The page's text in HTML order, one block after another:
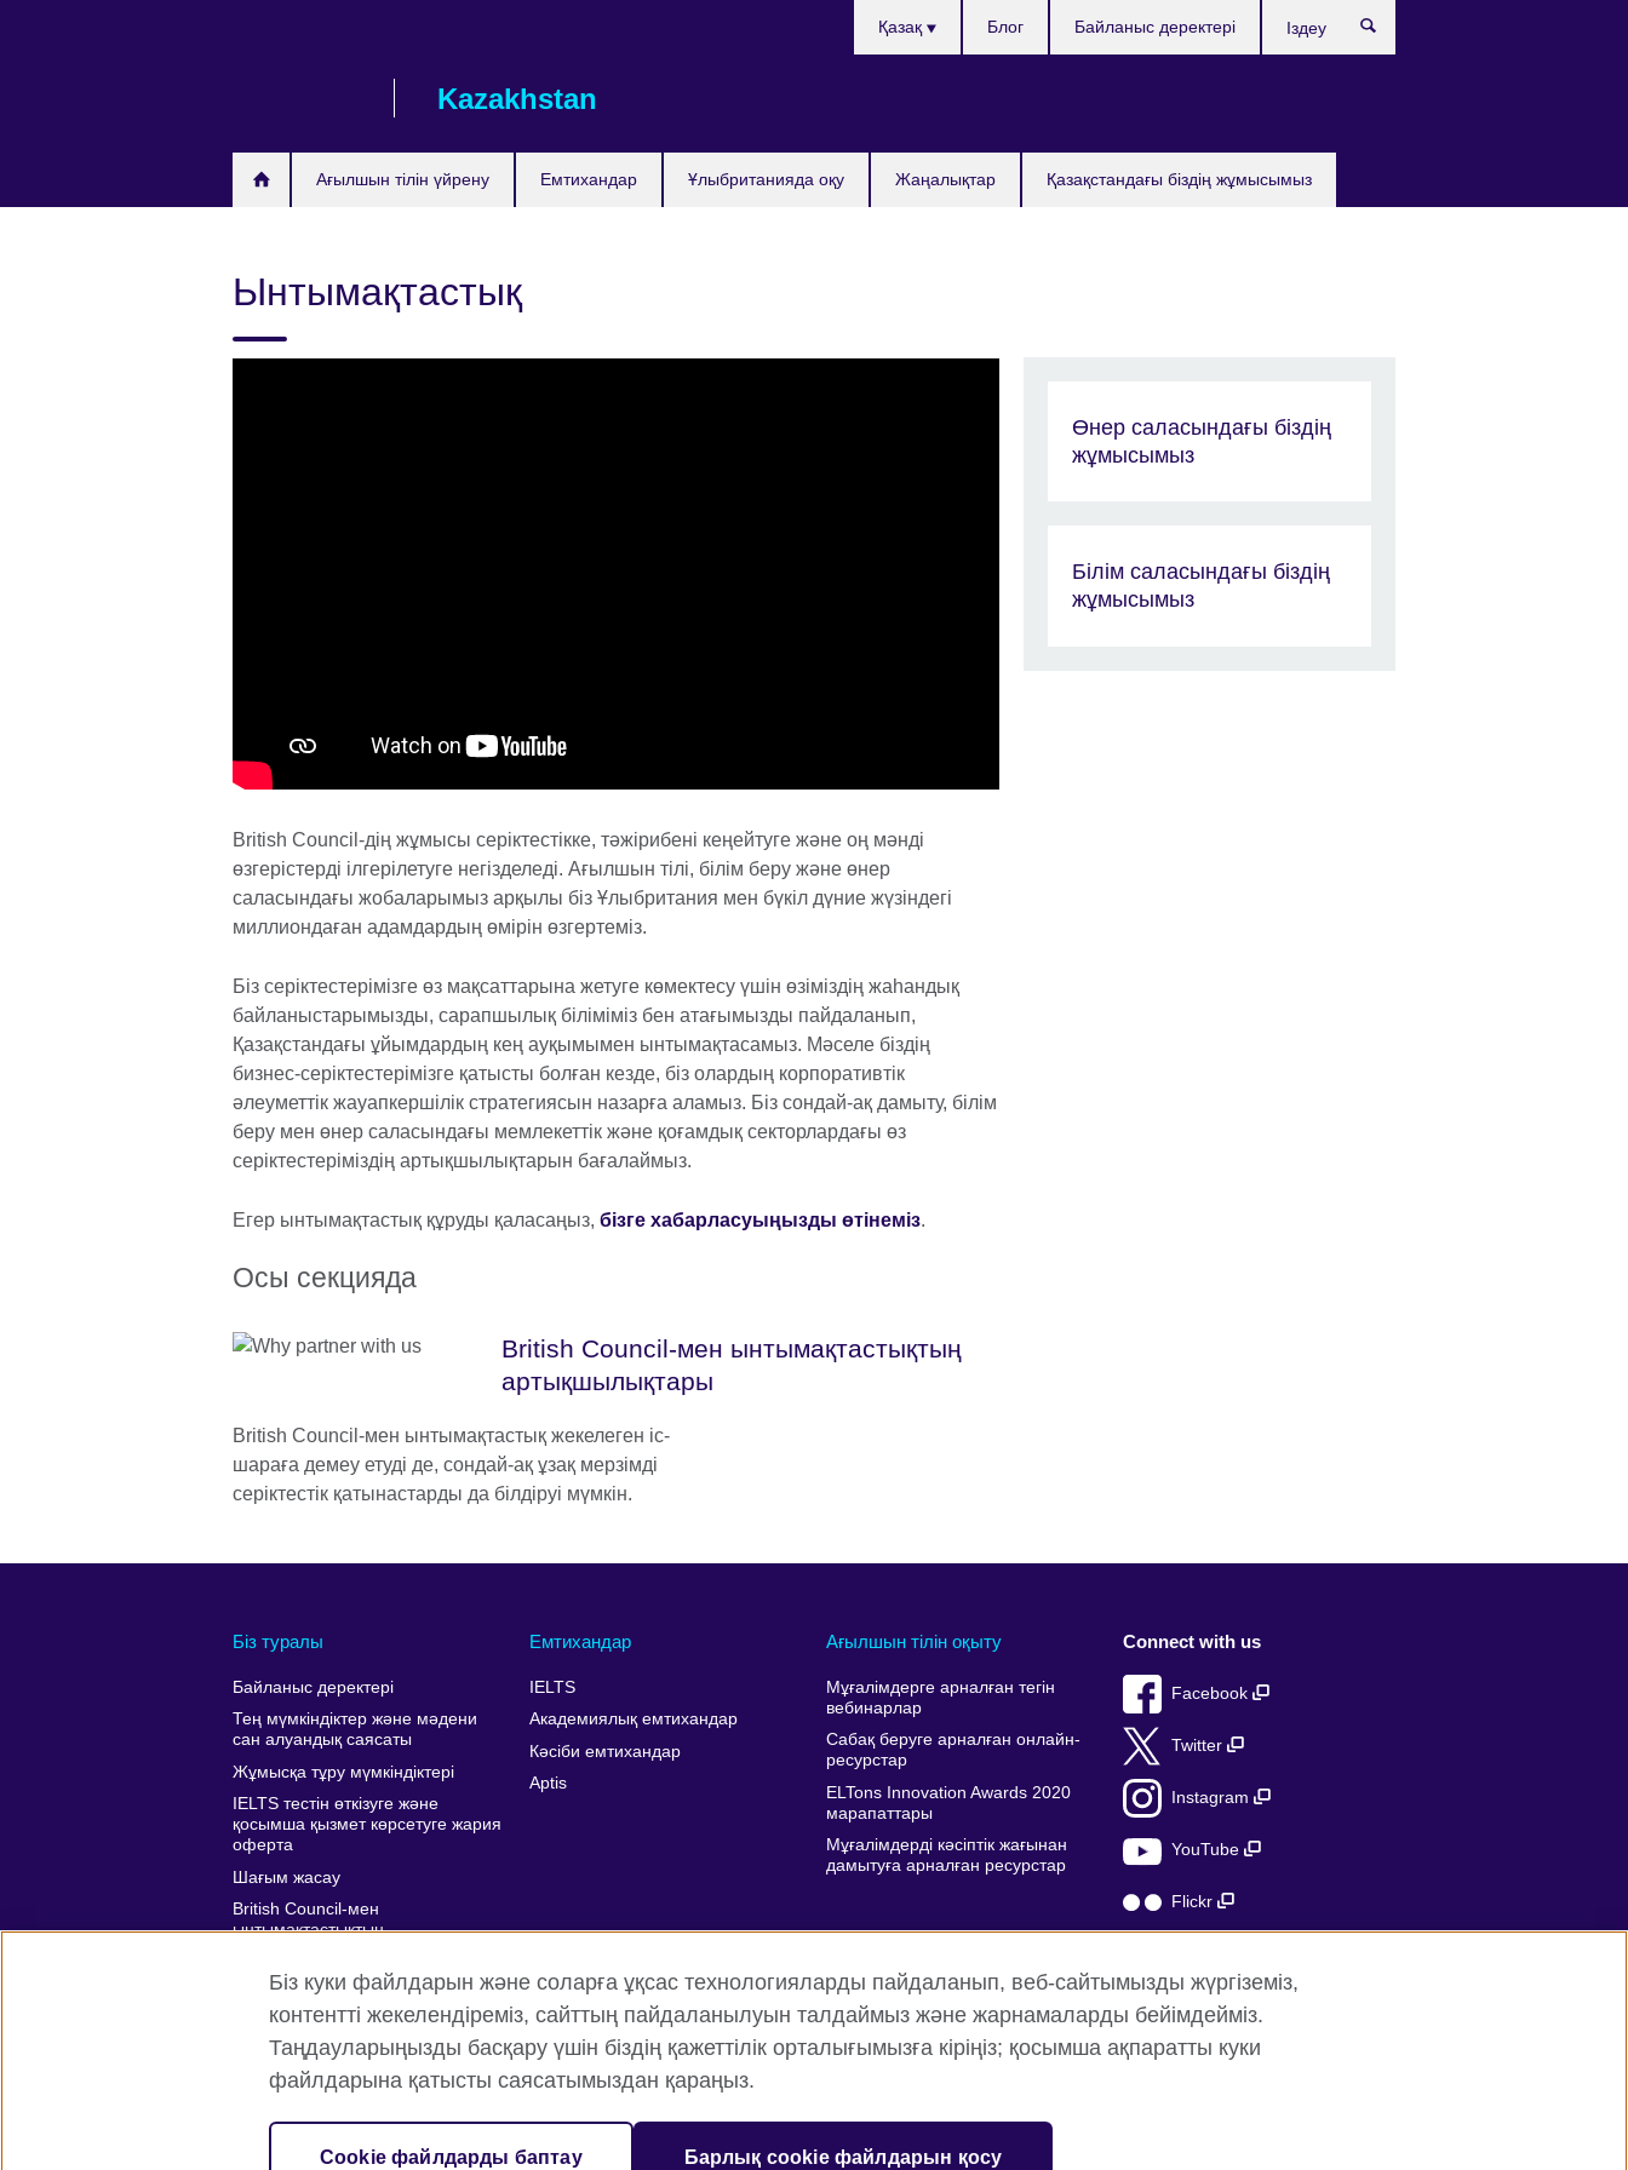
Kazakhstan
Ағылшын тілін үйрену Емтихандар Ұлыбританияда оқу Жаңалықтар Қазақстандағы бiздiң жұмысымыз
таңдаңыз
Қазақ Блог Байланыс деректері
Ынтымақтастық
British Council-дің жұмысы серіктестікке, тәжірибені кеңейтуге және оң мәнді
өзгерістерді ілгерілетуге негізделеді. Ағылшын тілі, білім беру және өнер
саласындағы жобаларымыз арқылы біз Ұлыбритания мен бүкіл дүние жүзіндегі
миллиондаған адамдардың өмірін өзгертеміз.
Біз серіктестерімізге өз мақсаттарына жетуге көмектесу үшін өзіміздің жаһандық
байланыстарымызды, сарапшылық біліміміз бен атағымызды пайдаланып,
Қазақстандағы ұйымдардың кең ауқымымен ынтымақтасамыз. Мәселе біздің
бизнес-серіктестерімізге қатысты болған кезде, біз олардың корпоративтік
әлеуметтік жауапкершілік стратегиясын назарға аламыз. Біз сондай-ақ дамыту, білім
беру мен өнер саласындағы мемлекеттік және қоғамдық секторлардағы өз
серіктестеріміздің артықшылықтарын бағалаймыз.
Егер ынтымақтастық құруды қаласаңыз, бізге хабарласуыңызды өтінеміз.
Осы секцияда
British Council-мен ынтымақтастықтың
артықшылықтары
British Council-мен ынтымақтастық жекелеген іс-
шараға демеу етуді де, сондай-ақ ұзақ мерзімді
серіктестік қатынастарды да білдіруі мүмкін.
Өнер саласындағы біздің
жұмысымыз
Білім саласындағы біздің
жұмысымыз
Біз туралы
Байланыс деректері
Тең мүмкіндіктер және мәдени
сан алуандық саясаты
Жұмысқа тұру мүмкіндіктері
IELTS тестін өткізуге және
қосымша қызмет көрсетуге жария
оферта
Шағым жасау
British Council-мен
ынтымақтастықтың
Affiliate marketing
Емтихандар
IELTS
Академиялық емтихандар
Кәсіби емтихандар
Aptis
Ағылшын тілін оқыту
Мұғалімдерге арналған тегін
вебинарлар
Сабақ беруге арналған онлайн-
ресурстар
ELTons Innovation Awards 2020
марапаттары
Мұғалімдерді кәсіптік жағынан
дамытуға арналған ресурстар
Connect with us
Facebook
Twitter
Instagram
YouTube
Flickr
British Council жаһанды түрде Құпиялық және пайдалану шарттары
© 2026 British Council
Біз куки файлдарын және соларға ұқсас технологияларды пайдаланып, веб-сайтымызды жүргіземіз,
контентті жекелендіреміз, сайттың пайдаланылуын талдаймыз және жарнамаларды бейімдейміз.
Таңдауларыңызды басқару үшін біздің қажеттілік орталығымызға кіріңіз; қосымша ақпаратты куки
файлдарына қатысты саясатымыздан қараңыз.
Cookie файлдарды баптау Барлық cookie файлдарын қосу